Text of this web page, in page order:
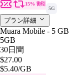
15% 割引
5G
プラン詳細
Muara Mobile - 5 GB
5GB
30日間
$27.00
$5.40/GB